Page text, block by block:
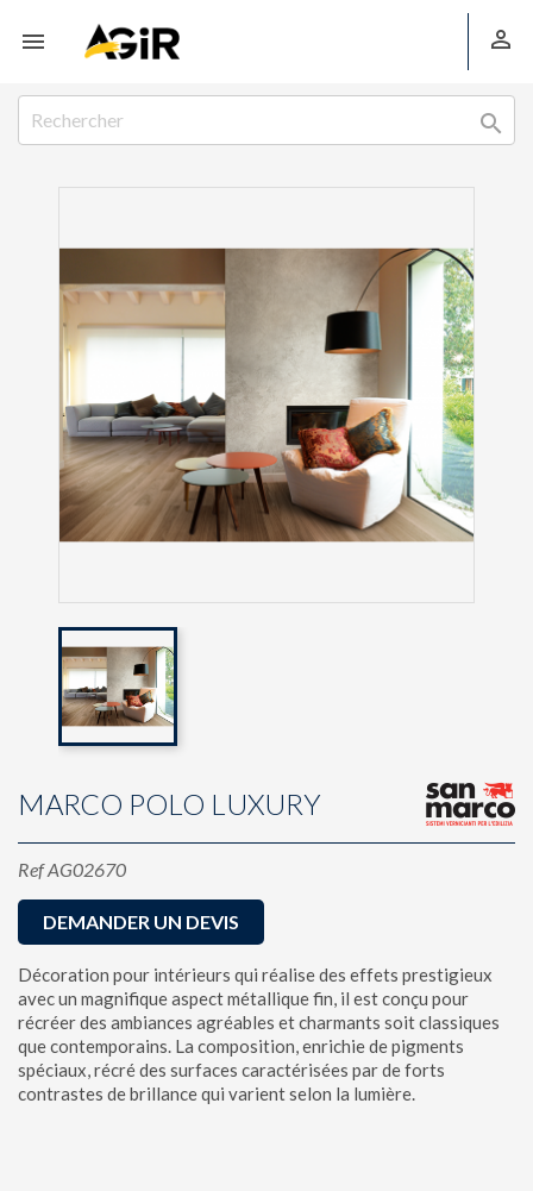
 

MARCO POLO LUXURY
RefAG02670
DEMANDER UN DEVIS
Décoration pour intérieurs qui réalise des effets prestigieux
avec un magnifique aspect métallique fin, il est conçu pour
récréer des ambiances agréables et charmants soit classiques
que contemporains. La composition, enrichie de pigments
spéciaux, récré des surfaces caractérisées par de forts
contrastes de brillance qui varient selon la lumière.